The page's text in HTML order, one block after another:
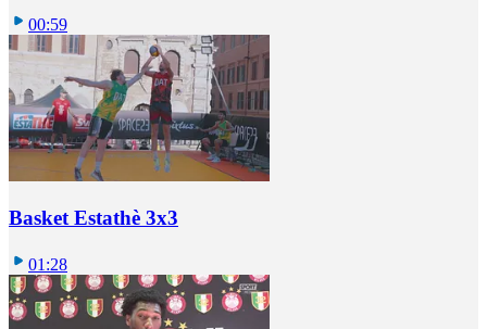
00:59
Basket Estathè 3x3
01:28